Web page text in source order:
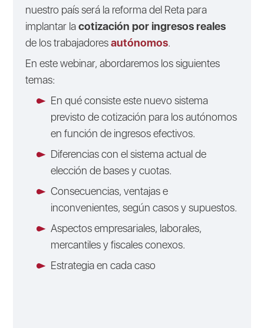
nuestro país será la reforma del Reta para
implantar lacotización por ingresos reales
de los trabajadoresautónomos.
En este webinar, abordaremos los siguientes
temas:
En qué consiste este nuevo sistema
previsto de cotización para los autónomos
en función de ingresos efectivos.
Diferencias con el sistema actual de
elección de bases y cuotas.
Consecuencias, ventajas e
inconvenientes, según casos y supuestos.
Aspectos empresariales, laborales,
mercantiles y fiscales conexos.
Estrategia en cada caso